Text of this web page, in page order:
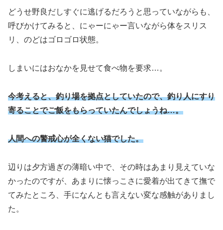
どうせ野良だしすぐに逃げるだろうと思っていながらも、
呼びかけてみると、にゃーにゃー言いながら体をスリス
リ、のどはゴロゴロ状態。
しまいにはおなかを見せて食べ物を要求…。
今考えると、釣り場を拠点としていたので、釣り人にすり
寄ることでご飯をもらっていたんでしょうね…。
人間への警戒心が全くない猫でした。
辺りは夕方過ぎの薄暗い中で、その時はあまり見えていな
かったのですが、あまりに懐っこさに愛着が出てきて撫で
てみたところ、手になんとも言えない変な感触がありまし
た。